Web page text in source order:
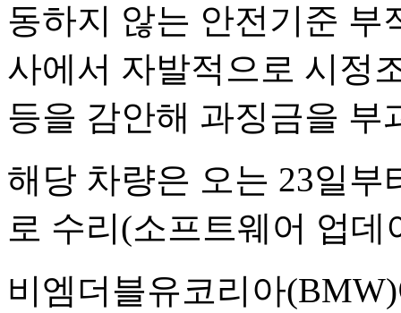
동하지 않는 안전기준 부
사에서 자발적으로 시정
등을 감안해 과징금을 부
해당 차량은 오는 23일
로 수리(소프트웨어 업
비엠더블유코리아